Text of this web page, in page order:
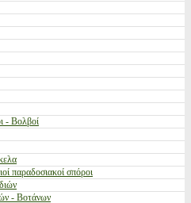
- Βολβοί
παραδοσιακοί σπόροι
- Βοτάνων